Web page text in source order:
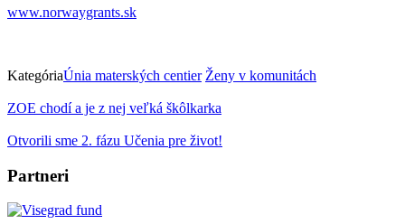
www.norwaygrants.sk
KategóriaÚnia materských centier Ženy v komunitách
ZOE chodí a je z nej veľká škôlkarka
Otvorili sme 2. fázu Učenia pre život!
Partneri